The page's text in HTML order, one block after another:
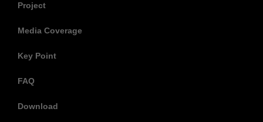
Project
Media Coverage
Key Point
FAQ
Download